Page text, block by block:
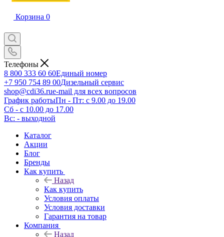
Корзина 0
Телефоны
8 800 333 60 60Единый номер
+7 950 754 89 00Дизельный сервис
shop@cdi36.rue-mail для всех вопросов
График работыПн - Пт: с 9.00 до 19.00
Сб - с 10.00 до 17.00
Вс: - выходной
Каталог
Акции
Блог
Бренды
Как купить
Назад
Как купить
Условия оплаты
Условия доставки
Гарантия на товар
Компания
Назад